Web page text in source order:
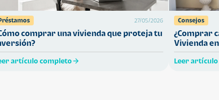
27/05/2026
comprar una vivienda que proteja tu
artículo completo
Consejos
¿Comprar
Vivienda
Leer